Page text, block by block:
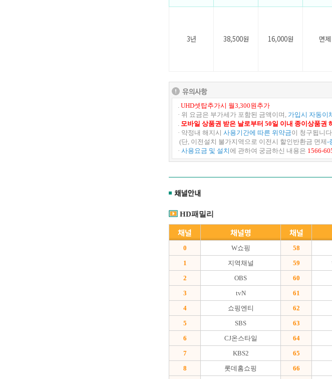
3년 38,500원 16,000원 면제
. UHD셋탑추가시 월3,300원추가
· 위 요금은 부가세가 포함된 금액이며, 가입시 자동이
. 모바일 상품권 받은 날로부터 50일 이내 종이상품권
· 약정내 해지시 사용기간에 따른 위약금이 청구됩니
(단, 이전설치 불가지역으로 이전시 할인반환금 면제-
· 사용요금 및 설치에 관하여 궁금하신 내용은 1566-
HD패밀리
채널 채널명 채널
0 W쇼핑 58
1
지역채널 59
2
OBS 60
3
tvN 61
4
쇼핑엔티 62
5
SBS 63
6
CJ온스타일 64
7
KBS2 65
8
롯데홈쇼핑 66